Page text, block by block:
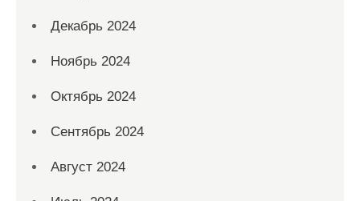
Декабрь 2024
Ноябрь 2024
Октябрь 2024
Сентябрь 2024
Август 2024